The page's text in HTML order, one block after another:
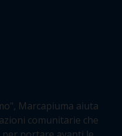
Marcapiuma aiuta
comunitarie che